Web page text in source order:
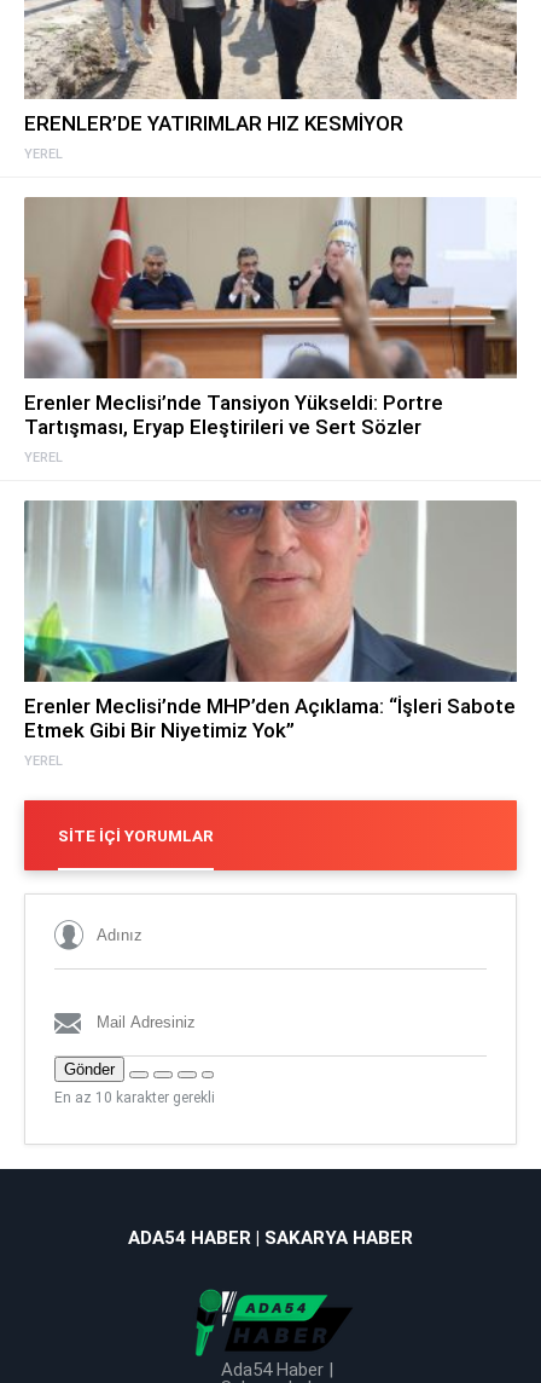
YEREL
ERENLER’DE YATIRIMLAR HIZ KESMİYOR
YEREL
Erenler Meclisi’nde Tansiyon Yükseldi: Portre
Tartışması, Eryap Eleştirileri ve Sert Sözler
YEREL
Erenler Meclisi’nde MHP’den Açıklama: “İşleri Sabote
Etmek Gibi Bir Niyetimiz Yok”
SITE İÇI YORUMLAR
Gönder
En az 10 karakter gerekli
ADA54 HABER | SAKARYA HABER
Ada54 Haber |